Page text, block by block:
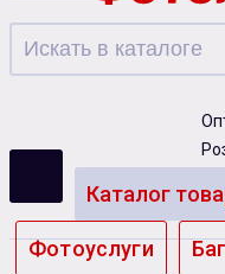
Каталог
Фотоуслуги